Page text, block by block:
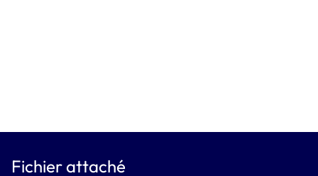
Fichier attaché